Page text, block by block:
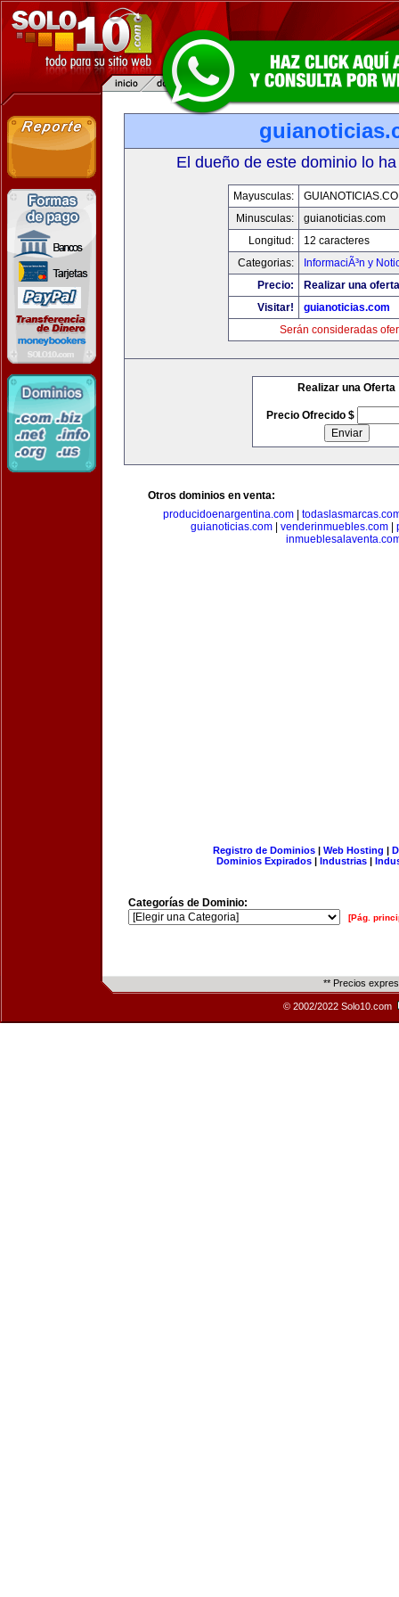
El dueño de este dominio lo
Mayusculas:
Minusculas:
guianoticias.com
Longitud:
12 caracteres
Categorias:
InformaciÃ³n y
Precio:
Realizar una
Visitar!
guianoticias.com
Serán consideradas
Realizar una Oferta
Precio Ofrecido $
Otros dominios en venta:
producidoenargentina.com|
guianoticias.com| venderinmuebles.com|
Registro de Dominios| Web Hosting |
Dominios Expirados | Industrias |
Categorías de Dominio:
[Pág.
** Precios
© 2002/2022 Solo10.com